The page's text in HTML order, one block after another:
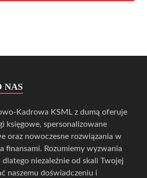
NAS
Kadrowa KSML z dumą oferuje
księgowe, spersonalizowane
oraz nowoczesne rozwiązania w
finansami. Rozumiemy wyzwania
niezależnie od skali Twojej
naszemu doświadczeniu i